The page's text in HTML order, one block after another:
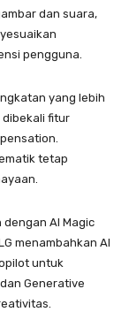
dan suara,
pengguna.
yang lebih
dibekali fitur
tetap
AI Magic
menambahkan AI
untuk
Generative